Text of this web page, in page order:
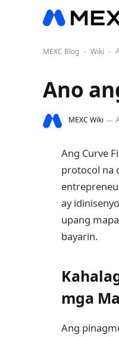
MEXC Blog - Wiki -
Ano
MEXC Wiki
Ang Curve
protocol na
ay
upang
bayarin.
mga
Ang